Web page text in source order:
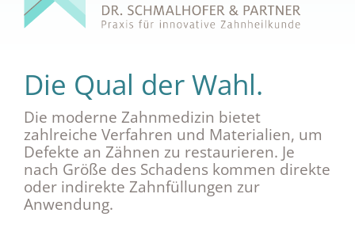
Die Qual der Wahl.
Die moderne Zahnmedizin bietet
zahlreiche Verfahren und Materialien, um
Defekte an Zähnen zu restaurieren. Je
nach Größe des Schadens kommen direkte
oder indirekte Zahnfüllungen zur
Anwendung.